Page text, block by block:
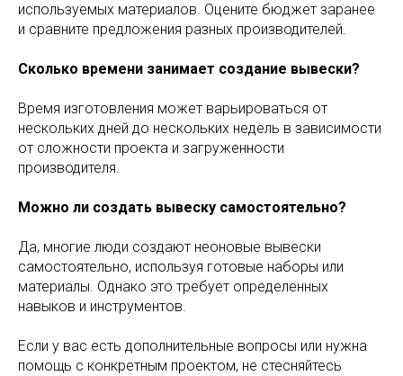
используемых материалов. Оцените бюджет заранее
и сравните предложения разных производителей.
Сколько времени занимает создание вывески?
Время изготовления может варьироваться от
нескольких дней до нескольких недель в зависимости
от сложности проекта и загруженности
производителя.
Можно ли создать вывеску самостоятельно?
Да, многие люди создают неоновые вывески
самостоятельно, используя готовые наборы или
материалы. Однако это требует определенных
навыков и инструментов.
Если у вас есть дополнительные вопросы или нужна
помощь с конкретным проектом, не стесняйтесь